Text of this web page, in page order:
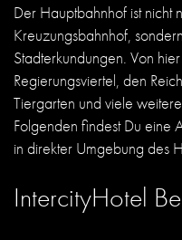
Der Hauptbahnhof ist nicht
Kreuzungsbahnhof,
Stadterkundungen. Von
Regierungsviertel, den
Tiergarten und viele
Folgenden findest Du eine
in direkter Umgebung des
IntercityHotel